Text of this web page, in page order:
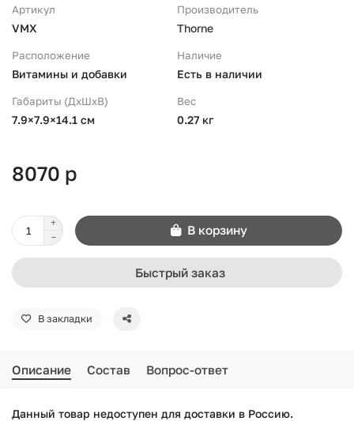
Артикул
VMX
Производитель
Thorne
Расположение
Витамины и добавки
Наличие
Есть в наличии
Габариты (ДхШхВ)
7.9×7.9×14.1 см
Вес
0.27 кг
8070 р
В корзину
Быстрый заказ
В закладки
Описание Состав Вопрос-ответ
Данный товар недоступен для доставки в Россию.